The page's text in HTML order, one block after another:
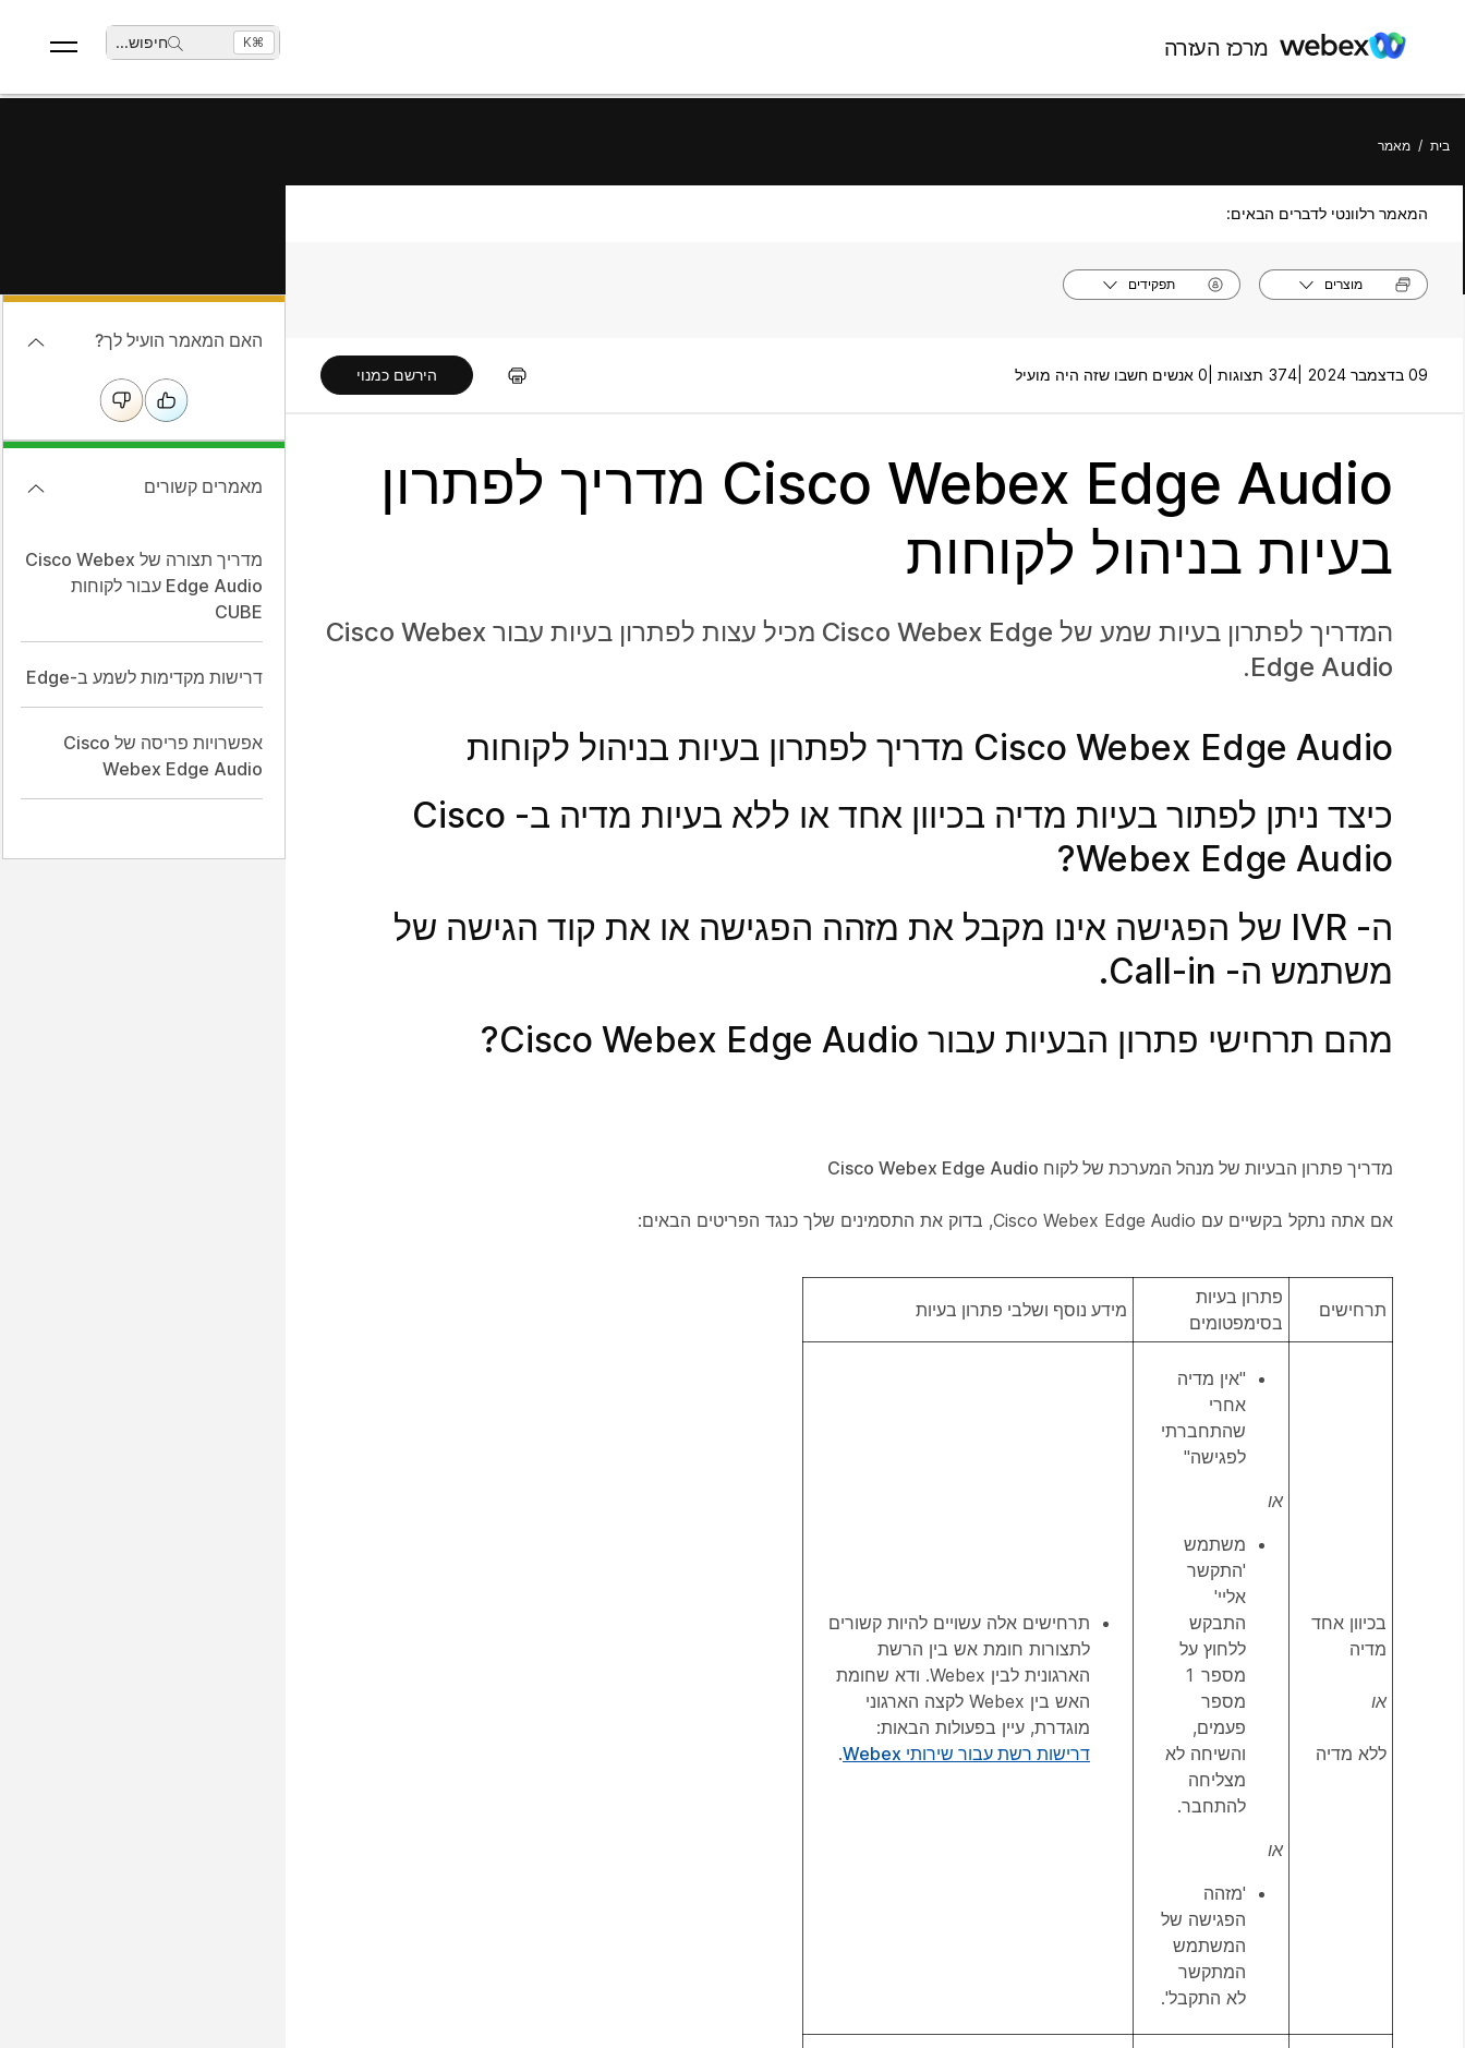
מרכז העזרה חיפוש... ⌘K
בית / מאמר
המאמר רלוונטי לדברים הבאים:
מוצרים תפקידים
09 בדצמבר 2024 | 374 תצוגות | 0 אנשים חשבו שזה היה מועיל הירשם כמנוי
Cisco Webex Edge Audio מדריך לפתרון
בעיות בניהול לקוחות
המדריך לפתרון בעיות שמע של Cisco Webex Edge מכיל עצות לפתרון בעיות עבור Cisco Webex
Edge Audio.
Cisco Webex Edge Audio מדריך לפתרון בעיות בניהול לקוחות
כיצד ניתן לפתור בעיות מדיה בכיוון אחד או ללא בעיות מדיה ב- Cisco
Webex Edge Audio?
ה- IVR של הפגישה אינו מקבל את מזהה הפגישה או את קוד הגישה של
משתמש ה- Call-in.
מהם תרחישי פתרון הבעיות עבור Cisco Webex Edge Audio?
מדריך פתרון הבעיות של מנהל המערכת של לקוח Cisco Webex Edge Audio
אם אתה נתקל בקשיים עם Cisco Webex Edge Audio, בדוק את התסמינים שלך כנגד הפריטים הבאים:
תרחישים
פתרון בעיות
בסימפטומים
מידע נוסף ושלבי פתרון בעיות
בכיוון אחד
מדיה
או
ללא מדיה
"אין מדיה
אחרי
שהתחברתי
לפגישה"
או
משתמש
'התקשר
אליי'
התבקש
ללחוץ על
מספר 1
מספר
פעמים,
והשיחה לא
מצליחה
להתחבר.
או
'מזהה
הפגישה של
המשתמש
המתקשר
לא התקבל'.
תרחישים אלה עשויים להיות קשורים
לתצורות חומת אש בין הרשת
הארגונית לבין Webex. ודא שחומת
האש בין Webex לקצה הארגוני
מוגדרת, עיין בפעולות הבאות:
דרישות רשת עבור שירותי Webex
.
האם המאמר הועיל לך?
מאמרים קשורים
מדריך תצורה של Cisco Webex
Edge Audio עבור לקוחות
CUBE
דרישות מקדימות לשמע ב-Edge
אפשרויות פריסה של Cisco
Webex Edge Audio